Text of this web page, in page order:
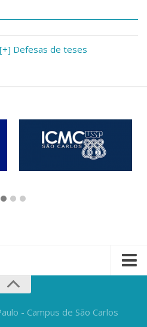
[+] Defesas de teses
- Campus de São Carlos